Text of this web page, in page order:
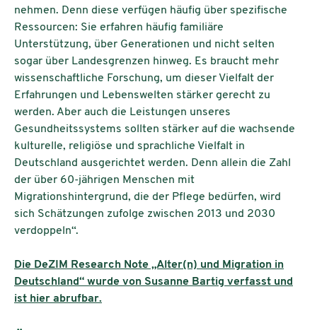
nehmen. Denn diese verfügen häufig über spezifische
Ressourcen: Sie erfahren häufig familiäre
Unterstützung, über Generationen und nicht selten
sogar über Landesgrenzen hinweg. Es braucht mehr
wissenschaftliche Forschung, um dieser Vielfalt der
Erfahrungen und Lebenswelten stärker gerecht zu
werden. Aber auch die Leistungen unseres
Gesundheitssystems sollten stärker auf die wachsende
kulturelle, religiöse und sprachliche Vielfalt in
Deutschland ausgerichtet werden. Denn allein die Zahl
der über 60-jährigen Menschen mit
Migrationshintergrund, die der Pflege bedürfen, wird
sich Schätzungen zufolge zwischen 2013 und 2030
verdoppeln“.
Die DeZIM Research Note „Alter(n) und Migration in
Deutschland“ wurde von Susanne Bartig verfasst und
ist hier abrufbar.